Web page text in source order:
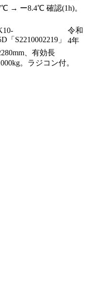
→ ー8.4℃ 確認(1h)。
「S2210002219」
令和
4年
、有効長
。ラジコン付。